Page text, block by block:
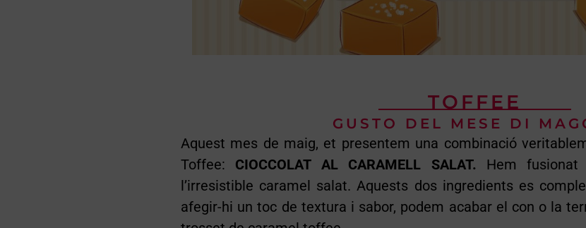
TOFFEE
GUSTO DEL MESE DI
Aquest mes de maig, et presentem una combinació
Toffee: CIOCCOLAT AL CARAMELL SALAT. Hem
l’irresistible caramel salat. Aquests dos ingredients es
afegir-hi un toc de textura i sabor, podem acabar el con o la